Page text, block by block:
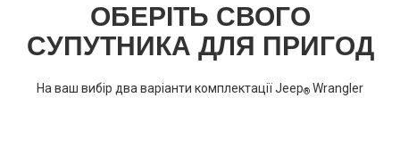
ОБЕРІТЬ СВОГО
СУПУТНИКА ДЛЯ ПРИГОД
На ваш вибір два варіанти комплектації Jeep® Wrangler